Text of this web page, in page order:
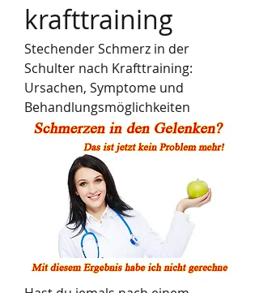
krafttraining
Stechender Schmerz in der
Schulter nach Krafttraining:
Ursachen, Symptome und
Behandlungsmöglichkeiten